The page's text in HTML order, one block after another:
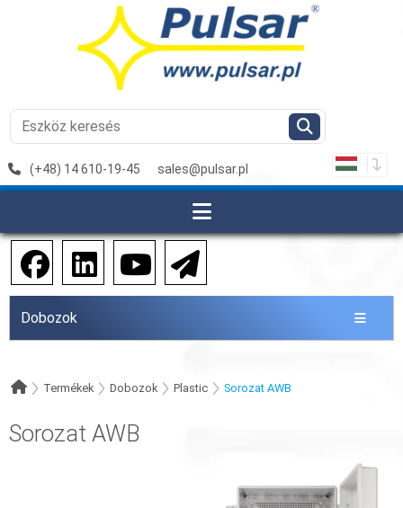
(+48) 14 610-19-45 sales@pulsar.pl
Dobozok
Termékek Dobozok Plastic Sorozat AWB
Sorozat AWB